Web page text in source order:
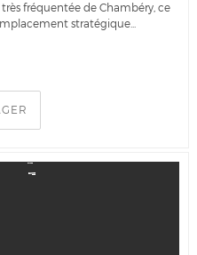
fréquentée de Chambéry, ce
stratégique...